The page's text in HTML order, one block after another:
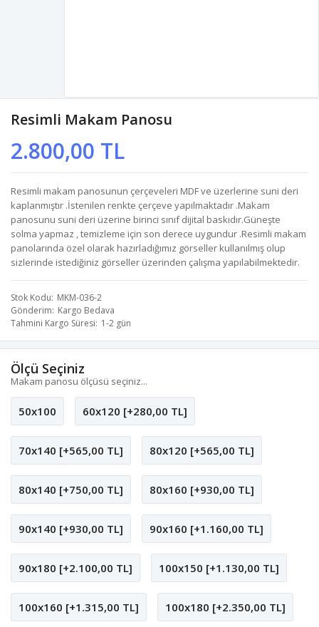
Resimli Makam Panosu
2.800,00 TL
Resimli makam panosunun çerçeveleri MDF ve üzerlerine suni deri
kaplanmıştır .İstenilen renkte çerçeve yapılmaktadır .Makam
panosunu suni deri üzerine birinci sınıf dijital baskıdır.Güneşte
solma yapmaz , temizleme için son derece uygundur .Resimli makam
panolarında özel olarak hazırladığımız görseller kullanılmış olup
sizlerinde istediğiniz görseller üzerinden çalışma yapılabilmektedir.
Stok Kodu MKM-036-2
Gönderim Kargo Bedava
Tahmini Kargo Süresi 1-2 gün
Ölçü Seçiniz
Makam panosu ölçüsü seçiniz...
50x100 60x120 [+280,00 TL]
70x140 [+565,00 TL] 80x120 [+565,00 TL]
80x140 [+750,00 TL] 80x160 [+930,00 TL]
90x140 [+930,00 TL] 90x160 [+1.160,00 TL]
90x180 [+2.100,00 TL] 100x150 [+1.130,00 TL]
100x160 [+1.315,00 TL] 100x180 [+2.350,00 TL]